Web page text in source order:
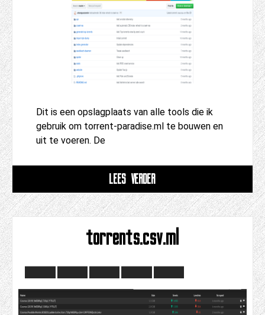
Dit is een opslagplaats van alle tools die ik
gebruik om torrent-paradise.ml te bouwen en
uit te voeren. De
LEES VERDER
torrents.csv.ml